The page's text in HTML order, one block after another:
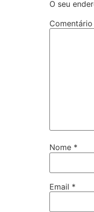
O seu
Comentário
Nome *
Email *